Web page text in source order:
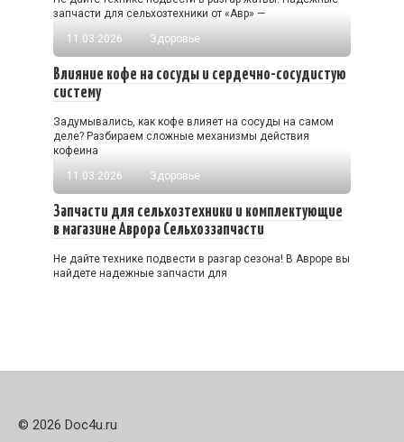
запчасти для сельхозтехники от «Авр» —
11.03.2026
Здоровье
Влияние кофе на сосуды и сердечно-сосудистую
систему
Задумывались, как кофе влияет на сосуды на самом
деле? Разбираем сложные механизмы действия
кофеина
11.03.2026
Здоровье
Запчасти для сельхозтехники и комплектующие
в магазине Аврора Сельхоззапчасти
Не дайте технике подвести в разгар сезона! В Авроре вы
найдете надежные запчасти для
© 2026 Doc4u.ru